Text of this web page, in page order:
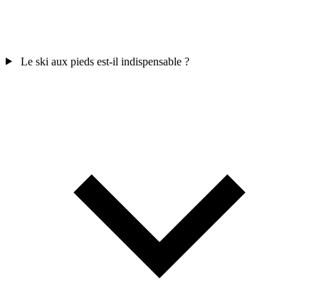
Le ski aux pieds est-il indispensable ?